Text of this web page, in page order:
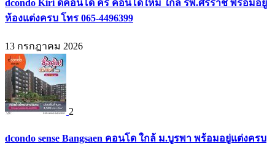
dcondo Kiri ดีคอนโด คีรี คอนโดใหม่ ใกล้ รพ.ศิริราช พร้อมอยู่
ห้องแต่งครบ โทร 065-4496399
13 กรกฎาคม 2026
2
dcondo sense Bangsaen คอนโด ใกล้ ม.บูรพา พร้อมอยู่แต่งครบ